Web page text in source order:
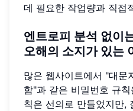
데 필요한 작업량과 직접
엔트로피 분석 없이
오해의 소지가 있는
많은 웹사이트에서 "대문
함"과 같은 비밀번호 규
칙은 선의로 만들었지만,